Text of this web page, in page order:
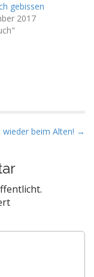
gebissen
2017
wieder beim Alten! →